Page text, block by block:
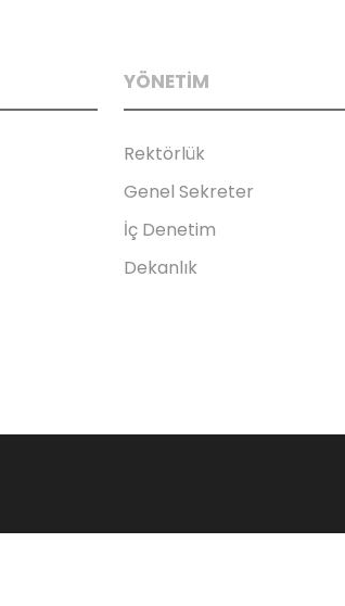
YÖNETİM
Rektörlük
Genel Sekreter
İç Denetim
Dekanlık